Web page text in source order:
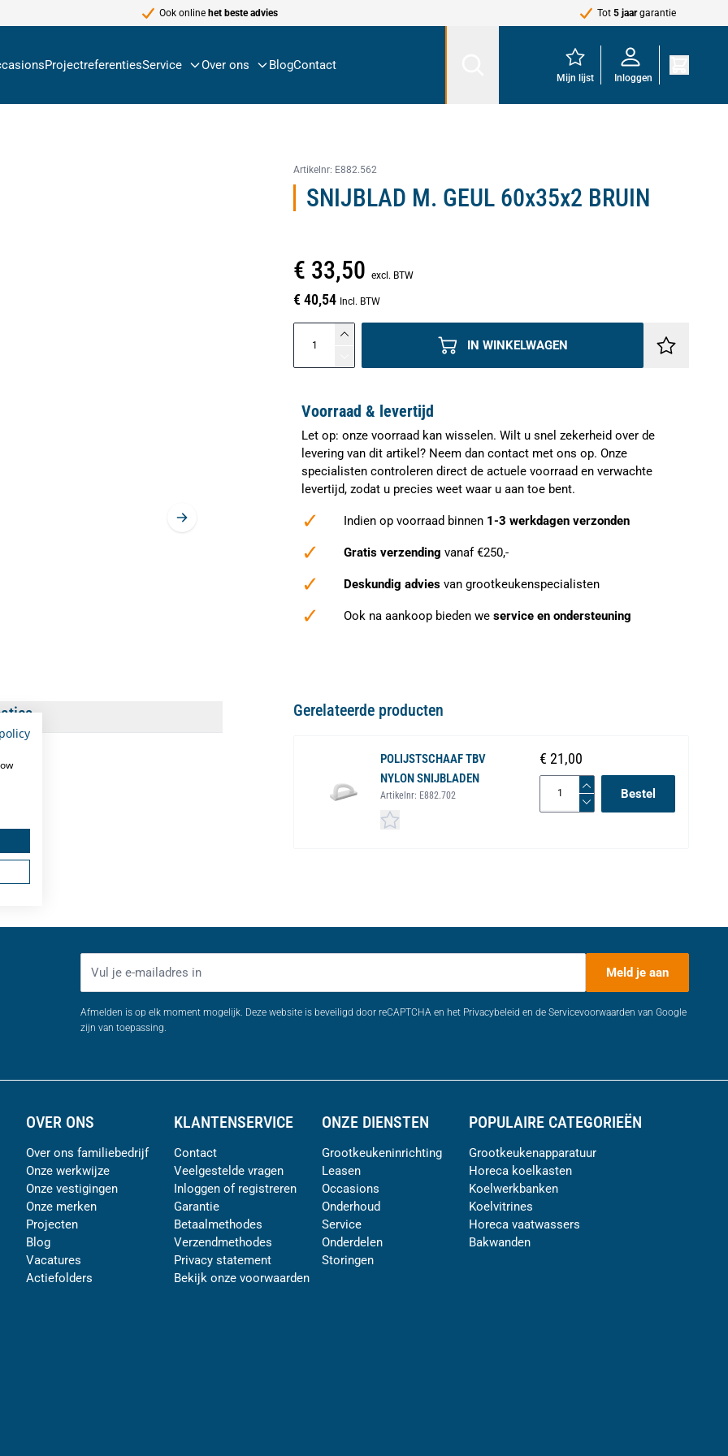
Ook online het beste advies Tot 5 jaargarantie
ProjectreferentiesService Over ons BlogContact
Mijn lijst Inloggen
Artikelnr: E882.562
SNIJBLAD M. GEUL 60x35x2 BRUIN
€ 33,50 excl. BTW
€ 40,54 Incl. BTW
IN WINKELWAGEN
Voorraad & levertijd
Let op: onze voorraad kan wisselen. Wilt u snel zekerheid over de
levering van dit artikel? Neem dan contact met ons op. Onze
specialisten controleren direct de actuele voorraad en verwachte
levertijd, zodat u precies weet waar u aan toe bent.
✓ Indien op voorraad binnen 1-3 werkdagen verzonden
✓ Gratis verzending vanaf €250,-
✓ Deskundig advies van grootkeukenspecialisten
✓ Ook na aankoop bieden weservice en ondersteuning
Gerelateerde producten
POLIJSTSCHAAF TBV
NYLON SNIJBLADEN
Artikelnr: E882.702
€ 21,00
Bestel
Meld je aan
Afmelden is op elk moment mogelijk. Deze website is beveiligd door reCAPTCHA en het Privacybeleid en de Servicevoorwaarden van Google
zijn van toepassing.
OVER ONS
Over ons familiebedrijf
Onze werkwijze
Onze vestigingen
Onze merken
Projecten
Blog
Vacatures
Actiefolders
KLANTENSERVICE
Contact
Veelgestelde vragen
Inloggen of registreren
Garantie
Betaalmethodes
Verzendmethodes
Privacy statement
Bekijk onze voorwaarden
ONZE DIENSTEN
Grootkeukeninrichting
Leasen
Occasions
Onderhoud
Service
Onderdelen
Storingen
POPULAIRE CATEGORIEËN
Grootkeukenapparatuur
Horeca koelkasten
Koelwerkbanken
Koelvitrines
Horeca vaatwassers
Bakwanden